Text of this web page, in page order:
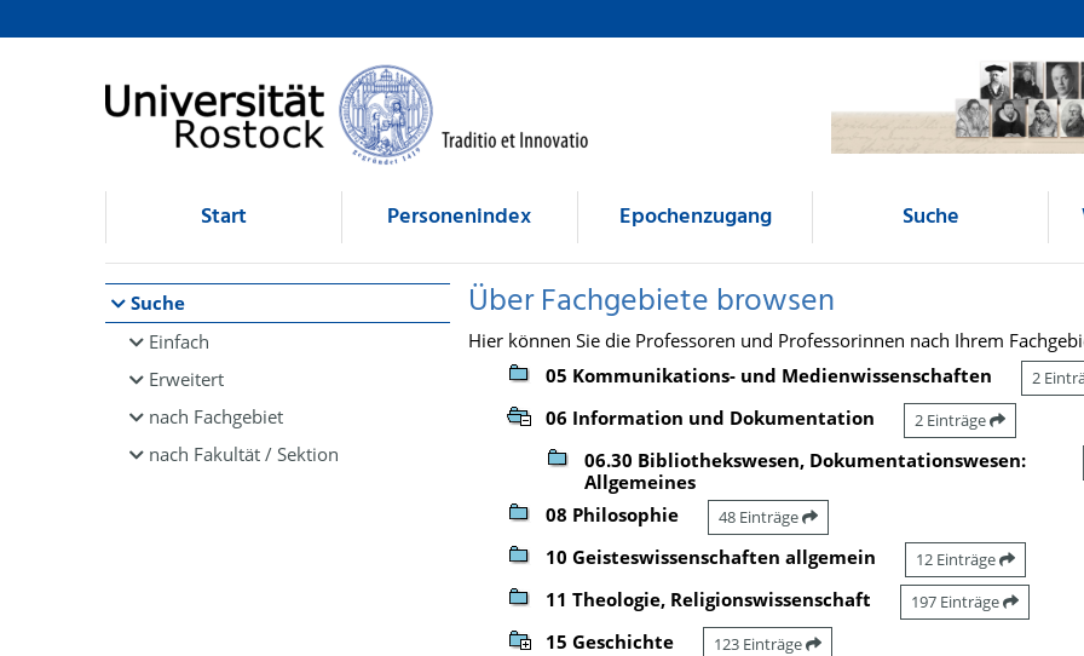
Browsen
direkt zum Inhalt
Start Personenindex Epochenzugang Suche
Suche
Einfach
Erweitert
nach Fachgebiet
nach Fakultät / Sektion
Über Fachgebiete browsen
Hier können Sie die Professoren und Professorinnen nach Ihrem
05 Kommunikations- und Medienwissenschaften
2
06 Information und Dokumentation 2 Einträge
06.30 Bibliothekswesen, Dokumentationswesen:
Allgemeines
08 Philosophie 48 Einträge
10 Geisteswissenschaften allgemein 12 Einträge
11 Theologie, Religionswissenschaft 197 Einträge
15 Geschichte 123 Einträge